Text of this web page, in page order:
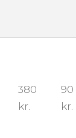
380
kr.
90
kr.